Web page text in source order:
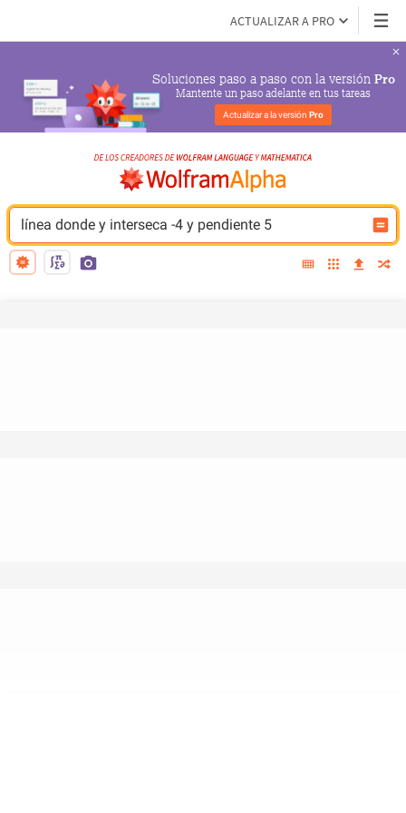
ACTUALIZAR A PRO
Soluciones paso a paso con la versión Pro
Mantente un paso adelante en tus tareas
Actualizar a la versión Pro
línea donde y interseca -4 y pendiente 5